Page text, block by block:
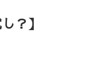
？】